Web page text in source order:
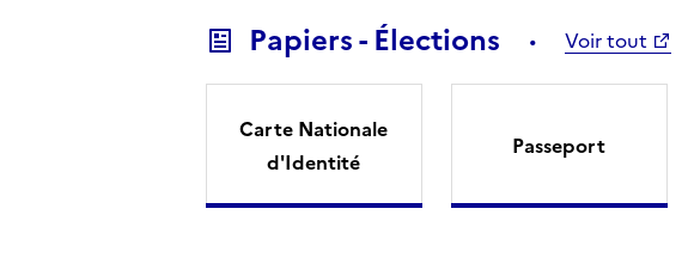
Papiers - Élections Voir tout
Carte Nationale
d'Identité
Passeport